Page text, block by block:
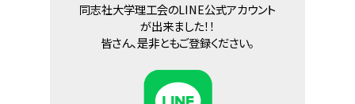
同志社大学理工会のLINE公式アカウント
が出来ました！！
皆さん、是非ともご登録ください。